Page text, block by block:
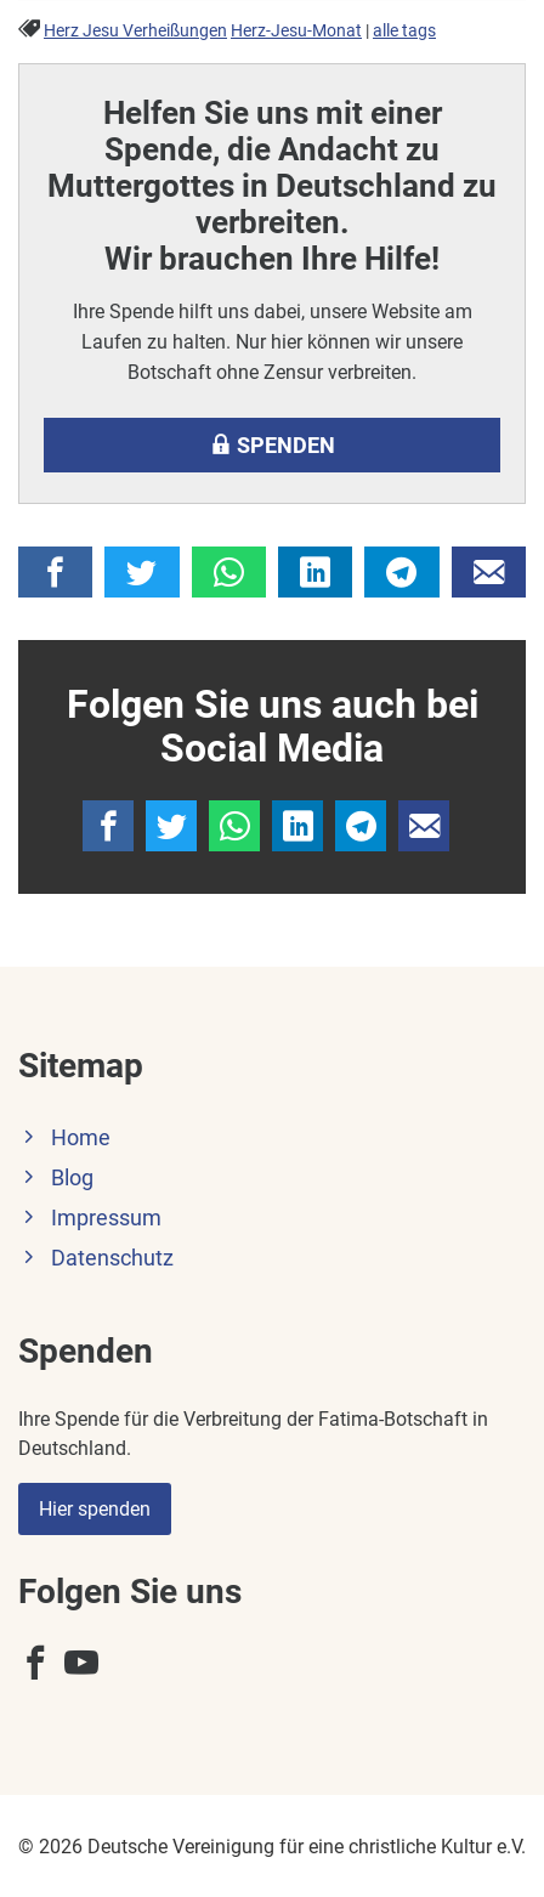
Herz Jesu Verheißungen Herz-Jesu-Monat |alle tags
Helfen Sie uns mit einer
Spende, die Andacht zu
Muttergottes in Deutschland zu
verbreiten.
Wir brauchen Ihre Hilfe!
Ihre Spende hilft uns dabei, unsere Website am
Laufen zu halten. Nur hier können wir unsere
Botschaft ohne Zensur verbreiten.
SPENDEN
Folgen Sie uns auch bei
Social Media
Sitemap
Home
Blog
Impressum
Datenschutz
Spenden
Ihre Spende für die Verbreitung der Fatima-Botschaft in
Deutschland.
Hier spenden
Folgen Sie uns
© 2026 Deutsche Vereinigung für eine christliche Kultur e.V.